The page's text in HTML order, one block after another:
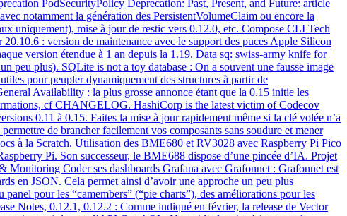
PodSecurityPolicy Deprecation: Past, Present, and Future: article
notamment la génération des PersistentVolumeClaim ou encore la
uniquement), mise à jour de restic vers 0.12.0, etc. Compose CLI Tech
: version de maintenance avec le support des puces Apple Silicon
version étendue à 1 an depuis la 1.19. Data sq: swiss-army knife for
peu plus). SQLite is not a toy database : On a souvent une fausse image
pour peupler dynamiquement des structures à partir de
Availability : la plus grosse annonce étant que la 0.15 initie les
cf CHANGELOG. HashiCorp is the latest victim of Codecov
0.11 à 0.15. Faites la mise à jour rapidement même si la clé volée n’a
de brancher facilement vos composants sans soudure et mener
à la Scratch. Utilisation des BME680 et RV3028 avec Raspberry Pi Pico
Pi. Son successeur, le BME688 dispose d’une pincée d’IA. Projet
Coder ses dashboards Grafana avec Grafonnet : Grafonnet est
en JSON. Cela permet ainsi d’avoir une approche un peu plus
pour les “camembers” (“pie charts”), des améliorations pour les
Notes, 0.12.1, 0.12.2 : Comme indiqué en février, la release de Vector